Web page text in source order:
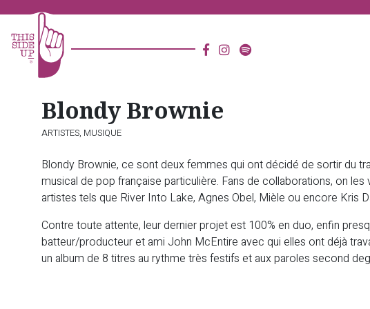
Blondy Brownie
ARTISTES, MUSIQUE
Blondy Brownie, ce sont deux femmes qui ont décidé de sortir du
musical de pop française particulière. Fans de collaborations, on
artistes tels que River Into Lake, Agnes Obel, Mièle ou encore Kris
Contre toute attente, leur dernier projet est 100% en duo, enfin
batteur/producteur et ami John McEntire avec qui elles ont déjà
un album de 8 titres au rythme très festifs et aux paroles second